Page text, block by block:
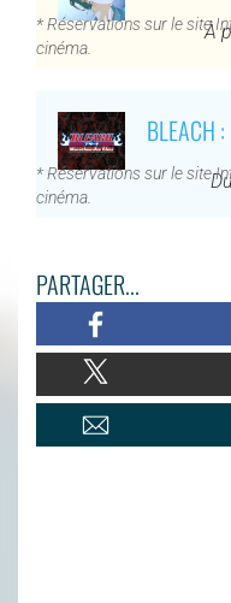
À
* Réservations sur le site
cinéma.
BLEACH
* Réservations sur le site
cinéma.
PARTAGER...